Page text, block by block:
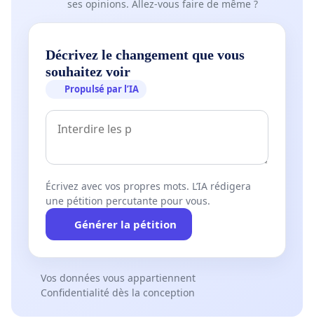
ses opinions. Allez-vous faire de même ?
Décrivez le changement que vous
souhaitez voir
Propulsé par l’IA
Écrivez avec vos propres mots. L’IA rédigera
une pétition percutante pour vous.
Générer la pétition
Vos données vous appartiennent
Confidentialité dès la conception